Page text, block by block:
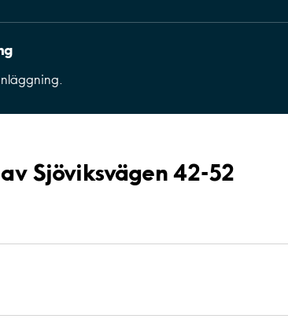
Sjöviksvägen 42-52